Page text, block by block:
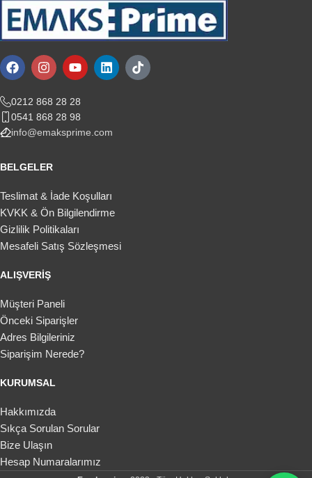
0212 868 28 28
0541 868 28 98
info@emaksprime.com
BELGELER
Teslimat & İade Koşulları
KVKK & Ön Bilgilendirme
Gizlilik Politikaları
Mesafeli Satış Sözleşmesi
ALIŞVERIŞ
Müşteri Paneli
Önceki Siparişler
Adres Bilgileriniz
Siparişim Nerede?
KURUMSAL
Hakkımızda
Sıkça Sorulan Sorular
Bize Ulaşın
Hesap Numaralarımız